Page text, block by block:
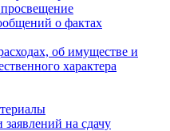
о фактах
об имуществе и
характера
на сдачу